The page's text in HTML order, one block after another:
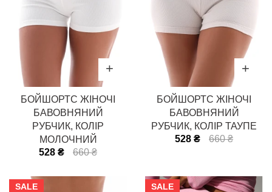
БОЙШОРТС ЖІНОЧІ
БАВОВНЯНИЙ
РУБЧИК, КОЛІР
МОЛОЧНИЙ
528 ₴
660 ₴
БОЙШОРТС ЖІНОЧІ
БАВОВНЯНИЙ
РУБЧИК, КОЛІР ТАУПЕ
528 ₴
660 ₴
SALE SALE